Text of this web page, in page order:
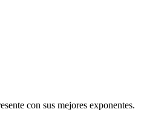
con sus mejores exponentes.